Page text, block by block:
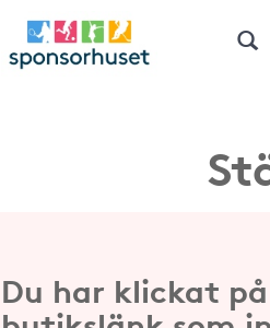
Du har klickat